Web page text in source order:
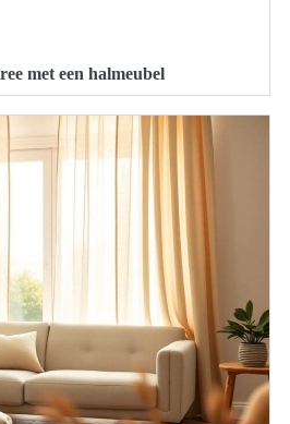
met een halmeubel